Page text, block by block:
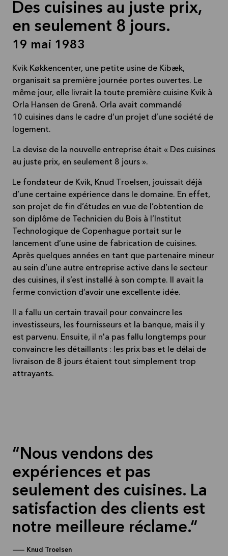
Des cuisines au juste prix,
en seulement 8 jours.
19 mai 1983
Kvik Køkkencenter, une petite usine de Kibæk,
organisait sa première journée portes ouvertes. Le
même jour, elle livrait la toute première cuisine Kvik à
Orla Hansen de Grenå. Orla avait commandé
10 cuisines dans le cadre d’un projet d’une société de
logement.
La devise de la nouvelle entreprise était « Des cuisines
au juste prix, en seulement 8 jours ».
Le fondateur de Kvik, Knud Troelsen, jouissait déjà
d’une certaine expérience dans le domaine. En effet,
son projet de fin d’études en vue de l’obtention de
son diplôme de Technicien du Bois à l’Institut
Technologique de Copenhague portait sur le
lancement d’une usine de fabrication de cuisines.
Après quelques années en tant que partenaire mineur
au sein d’une autre entreprise active dans le secteur
des cuisines, il s’est installé à son compte. Il avait la
ferme conviction d’avoir une excellente idée.
Il a fallu un certain travail pour convaincre les
investisseurs, les fournisseurs et la banque, mais il y
est parvenu. Ensuite, il n'a pas fallu longtemps pour
convaincre les détaillants : les prix bas et le délai de
livraison de 8 jours étaient tout simplement trop
attrayants.
Nous vendons des
expériences et pas
seulement des cuisines. La
satisfaction des clients est
notre meilleure réclame.
— Knud Troelsen